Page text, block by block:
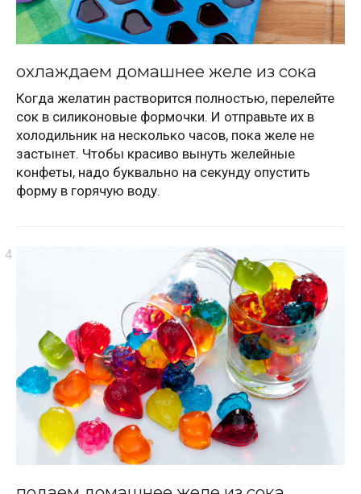
охлаждаем домашнее желе из сока
Когда желатин растворится полностью, перелейте
сок в силиконовые формочки. И отправьте их в
холодильник на несколько часов, пока желе не
застынет. Чтобы красиво вынуть желейные
конфеты, надо буквально на секунду опустить
форму в горячую воду.